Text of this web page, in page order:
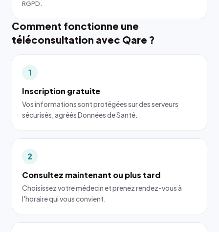
RGPD.
Comment fonctionne une
téléconsultation avec Qare ?
1
Inscription gratuite
Vos informations sont protégées sur des serveurs
sécurisés, agréés Données de Santé.
2
Consultez maintenant ou plus tard
Choisissez votre médecin et prenez rendez-vous à
l'horaire qui vous convient.